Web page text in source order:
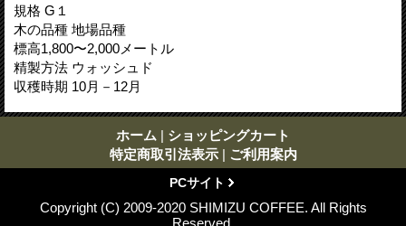
規格 G１
木の品種 地場品種
標高1,800〜2,000メートル
精製方法 ウォッシュド
収穫時期 10月－12月
ホーム | ショッピングカート
特定商取引法表示 | ご利用案内
PCサイト
Copyright (C) 2009-2020 SHIMIZU COFFEE. All Rights
Reserved.